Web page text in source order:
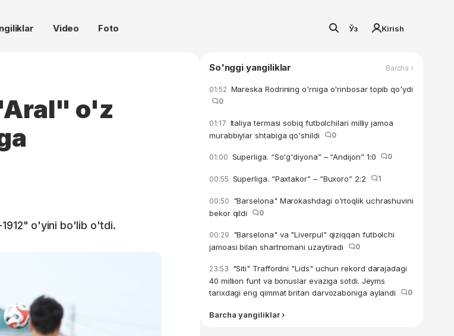
Video Foto Ўз Kirish
o'z
o'yini bo'lib o'tdi.
So'nggi yangiliklar Barcha ›
01:52 Mareska Rodrining o'rniga o'rinbosar topib qo'ydi
0
01:17 Italiya termasi sobiq futbolchilari milliy jamoa
murabbiylar shtabiga qo'shildi
0
01:00 Superliga. “So'g'diyona” – “Andijon” 1:0 0
00:55 Superliga. “Paxtakor” – “Buxoro” 2:2 1
00:50 "Barselona" Marokashdagi o'rtoqlik uchrashuvini
bekor qildi
0
00:29 "Barselona" va "Liverpul" qiziqqan futbolchi
jamoasi bilan shartnomani uzaytiradi
0
23:53 "Siti" Traffordni "Lids" uchun rekord darajadagi
40 million funt va bonuslar evaziga sotdi. Jeyms
tarixdagi eng qimmat britan darvozaboniga aylandi
0
Barcha yangiliklar ›